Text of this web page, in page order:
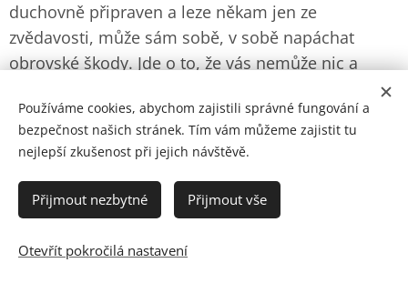
duchovně připraven a leze někam jen ze
zvědavosti, může sám sobě, v sobě napáchat
obrovské škody. Jde o to, že vás nemůže nic a
nikdo zachránit. Pouze a jenom vy sami sebe. Ale,
pokud se nemáte rádi, a jen si myslíte, že se máte
rádi, není to možné. Protože láska ve vás, láska k
vám se na vše dívá v naprostém klidu. Přijímá to a
nehodnotí to na špatné, nebo dobré. Nic necítí,
pouze ví a rozumí. Ona se na to nedívá jako
člověk. Nehodnotí to skrze rozum, lidské emoce a
myšlenky.
Používáme cookies, abychom zajistili správné fungování a
bezpečnost našich stránek. Tím vám můžeme zajistit tu
nejlepší zkušenost při jejich návštěvě.
Přijmout nezbytné Přijmout vše
Otevřít pokročilá nastavení